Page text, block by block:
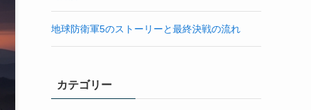
地球防衛軍5のストーリーと最終決戦の流れ
カテゴリー